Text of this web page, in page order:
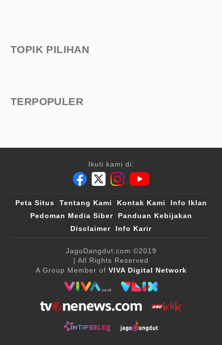
TOPIK PILIHAN
TERPOPULER
Ikuti kami di:
Peta Situs Tentang Kami Kontak Kami
Info Iklan
Pedoman Media Siber
Panduan Kebijakan
Disclaimer
Info Karir
JagoDangdut.com ©2019
| All Rights Reserved
A Group Member of VIVA Digital Network